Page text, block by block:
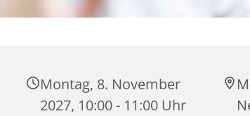
Montag, 8. November
2027, 10:00 - 11:00 Uhr